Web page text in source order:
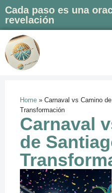
al
contenido
Cada paso es una
revelación
Home » Carnaval vs Camino
Transformación
Carnaval
de